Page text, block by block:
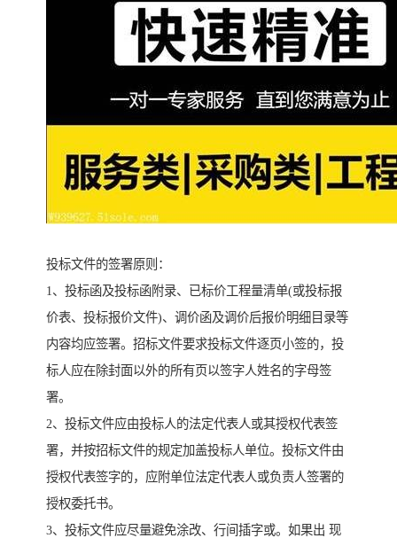
投标文件的签署原则：
1、投标函及投标函附录、已标价工程量清单(或投标报
价表、投标报价文件)、调价函及调价后报价明细目录等
内容均应签署。招标文件要求投标文件逐页小签的，投
标人应在除封面以外的所有页以签字人姓名的字母签
署。
2、投标文件应由投标人的法定代表人或其授权代表签
署，并按招标文件的规定加盖投标人单位。投标文件由
授权代表签字的，应附单位法定代表人或负责人签署的
授权委托书。
3、投标文件应尽量避免涂改、行间插字或。如果出 现